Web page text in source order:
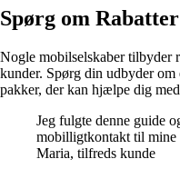
Spørg om
Nogle mobilselskaber tilbyder
kunder. Spørg din udbyder
pakker, der kan hjælpe dig
Jeg fulgte denne guide
mobilligtkontakt til mine
Maria, tilfreds kunde